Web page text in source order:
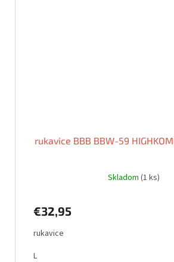
rukavice BBB BBW-59
Skladom (1 ks)
€32,95
rukavice
L